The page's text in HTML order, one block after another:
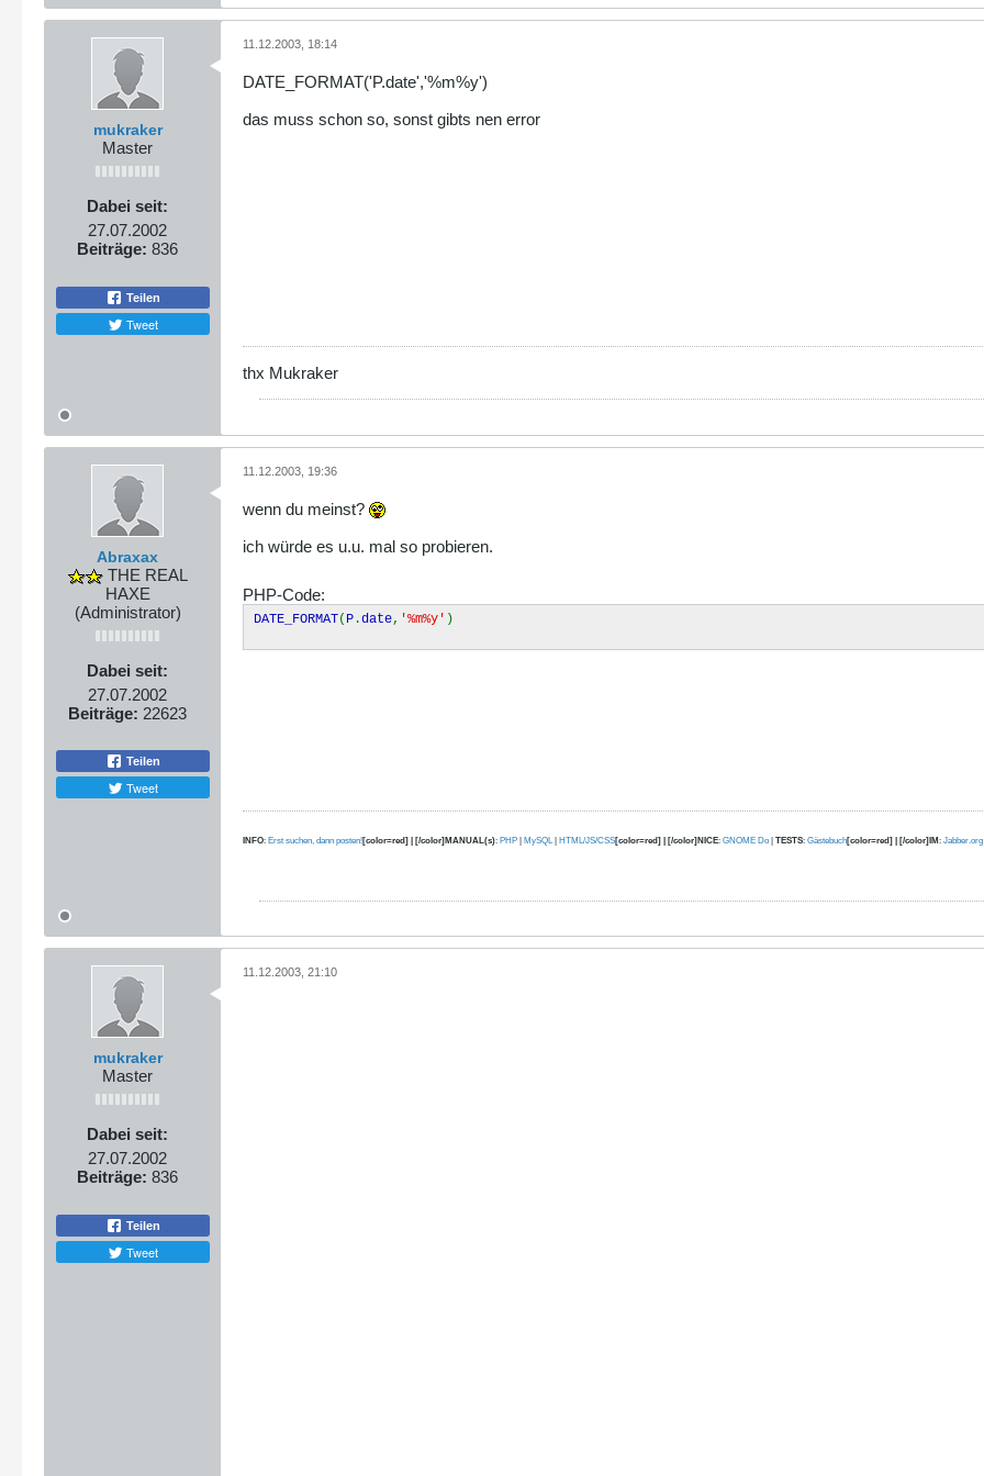
mukraker
Master
Dabei seit:
27.07.2002
Beiträge: 836
Teilen
Tweet
11.12.2003, 18:14
DATE_FORMAT('P.date','%m%y')
das muss schon so, sonst gibts nen error
thx Mukraker
Abraxax
THE REAL
HAXE
(Administrator)
Dabei seit:
27.07.2002
Beiträge: 22623
Teilen
Tweet
11.12.2003, 19:36
wenn du meinst?
ich würde es u.u. mal so probieren.
PHP-Code:
DATE_FORMAT( P .date, '%m%y' )
INFO: Erst suchen, dann posten![color=red] | [/color]MANUAL(s): PHP | MySQL | HTML/JS/CSS[color=red] | [/color]NICE: GNOME Do | TESTS: Gästebuch[color=red] | [/color]IM: Jabber.org
mukraker
Master
Dabei seit:
27.07.2002
Beiträge: 836
Teilen
Tweet
11.12.2003, 21:10